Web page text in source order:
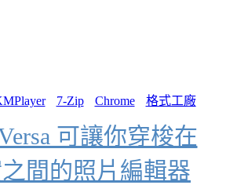
7-Zip Chrome 格式工廠
可讓你穿梭在
間的照片編輯器